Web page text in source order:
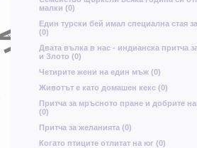
Щ
х
ю
м и
Г
т
малки (0)
Един турски бей имал специална стая
(0)
Двата вълка в нас - индианска притча
и Злото (0)
Четирите жени на един мъж (0)
Животът е като домашен кекс (0)
Притча за мръсното пране и добрите
(0)
Притча за желанията (0)
Когато птиците отлитат на юг (0)